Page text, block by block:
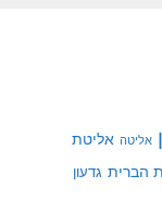
אליטה אליטת
הברית גדעון